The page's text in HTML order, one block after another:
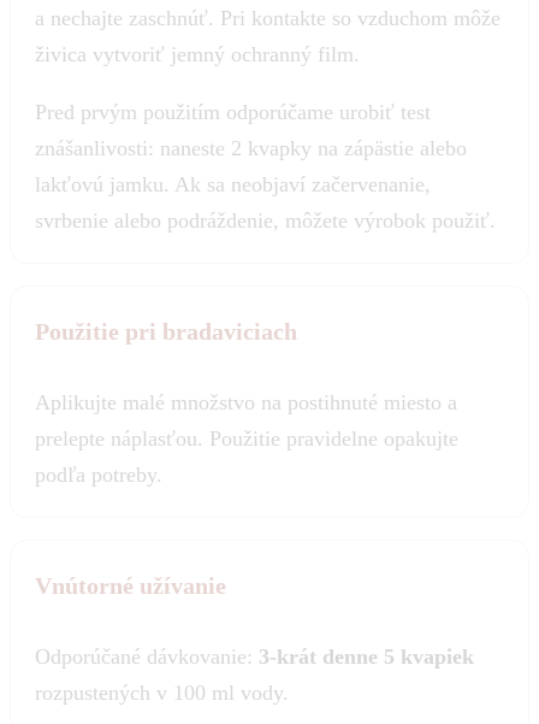
a nechajte zaschnúť. Pri kontakte so vzduchom môže
živica vytvoriť jemný ochranný film.
Pred prvým použitím odporúčame urobiť test
znášanlivosti: naneste 2 kvapky na zápästie alebo
lakťovú jamku. Ak sa neobjaví začervenanie,
svrbenie alebo podráždenie, môžete výrobok použiť.
Použitie pri bradaviciach
Aplikujte malé množstvo na postihnuté miesto a
prelepte náplasťou. Použitie pravidelne opakujte
podľa potreby.
Vnútorné užívanie
Odporúčané dávkovanie: 3-krát denne 5 kvapiek
rozpustených v 100 ml vody.